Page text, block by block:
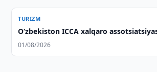
TURIZM
O‘zbekiston ICCA xalqaro
01/08/2026